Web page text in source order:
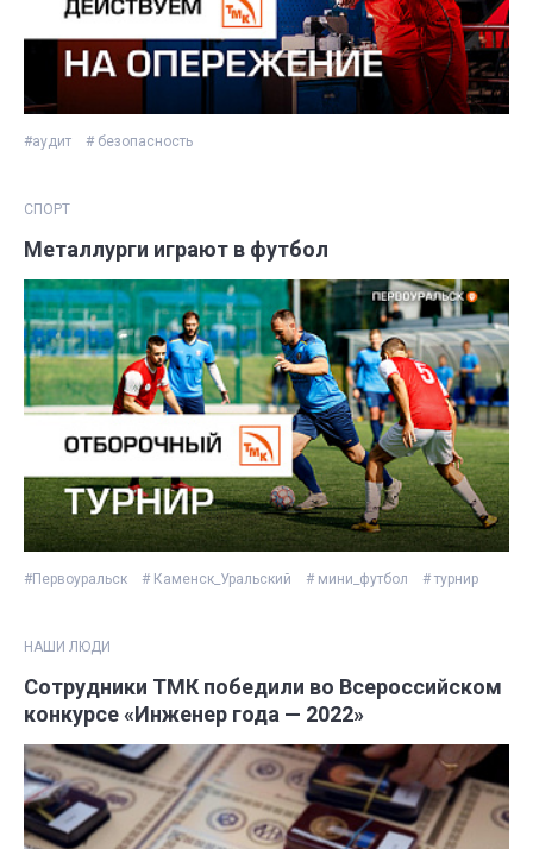
#аудит # безопасность
СПОРТ
Металлурги играют в футбол
#Первоуральск # Каменск_Уральский # мини_футбол # турнир
НАШИ ЛЮДИ
Сотрудники ТМК победили во Всероссийском
конкурсе «Инженер года — 2022»